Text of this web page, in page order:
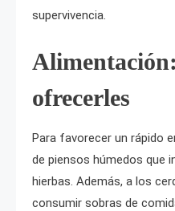
supervivencia.
ofrecerles
Para favorecer un rápido
de piensos húmedos que
hierbas. Además, a los
consumir sobras de